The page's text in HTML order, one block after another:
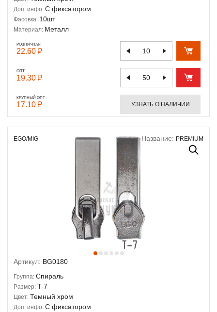
Доп. инфо: С фиксатором
Фасовка: 10шт
Материал: Металл
РОЗНИЧНАЯ
22.60 ₽
ОПТ
19.30 ₽
КРУПНЫЙ ОПТ
17.10 ₽ УЗНАТЬ О НАЛИЧИИ
EGO/MIG Название: PREMIUM
Артикул: BG0180
Группа: Спираль
Размер: T-7
Цвет: Темный хром
Доп. инфо: С фиксатором